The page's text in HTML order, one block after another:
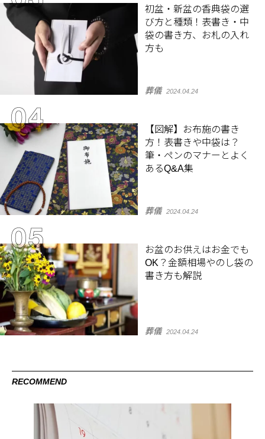
初盆・新盆の香典袋の選
び方と種類！表書き・中
袋の書き方、お札の入れ
方も
葬儀 2024.04.24
【図解】お布施の書き
方！表書きや中袋は？
筆・ペンのマナーとよく
あるQ&A集
葬儀 2024.04.24
お盆のお供えはお金でも
OK？金額相場やのし袋の
書き方も解説
葬儀 2024.04.24
RECOMMEND